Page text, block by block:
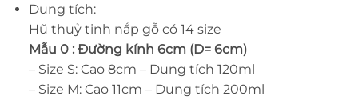
Dung tích:
Hũ thuỷ tinh nắp gỗ có 14 size
Mẫu 0 : Đường kính 6cm (D= 6cm)
– Size S: Cao 8cm – Dung tích 120ml
– Size M: Cao 11cm – Dung tích 200ml